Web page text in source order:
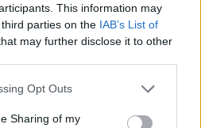
This information may
parties on the IAB’s List of
may further disclose it to other
app uses one or more Google
behaviour. You may click to
Opt Outs
Sharing of my